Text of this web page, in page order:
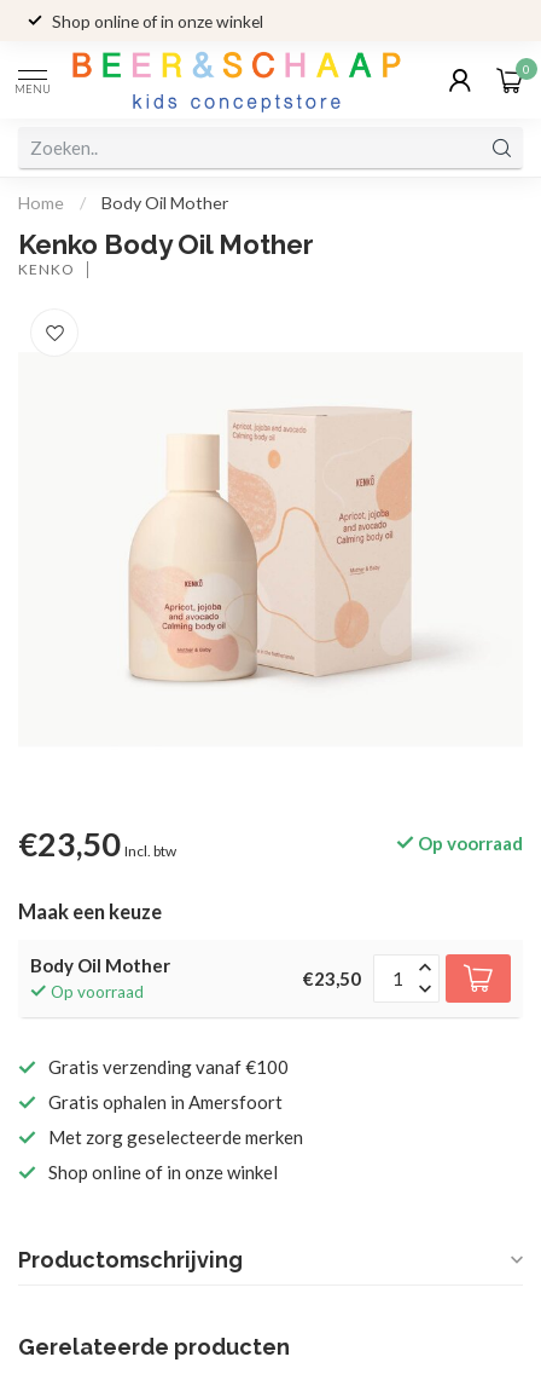
Shop online of in onze winkel
MENU
0
Home / Body Oil Mother
Kenko Body Oil Mother
KENKO
€23,50 Incl. btw Op voorraad
Maak een keuze
Body Oil Mother
Op voorraad
€23,50
Gratis verzending vanaf €100
Gratis ophalen in Amersfoort
Met zorg geselecteerde merken
Shop online of in onze winkel
Productomschrijving
Gerelateerde producten